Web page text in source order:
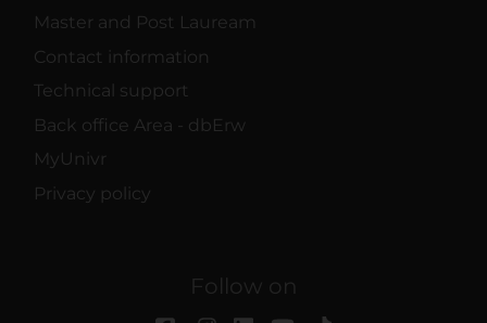
Master and Post Lauream
Contact information
Technical support
Back office Area - dbErw
MyUnivr
Privacy policy
Follow on